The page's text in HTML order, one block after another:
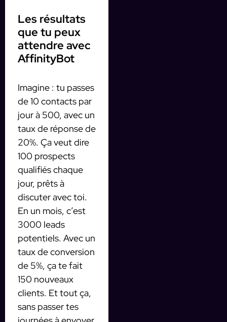
Les résultats
que tu peux
attendre avec
AffinityBot
Imagine : tu passes
de 10 contacts par
jour à 500, avec un
taux de réponse de
20%. Ça veut dire
100 prospects
qualifiés chaque
jour, prêts à
discuter avec toi.
En un mois, c’est
3000 leads
potentiels. Avec un
taux de conversion
de 5%, ça te fait
150 nouveaux
clients. Et tout ça,
sans passer tes